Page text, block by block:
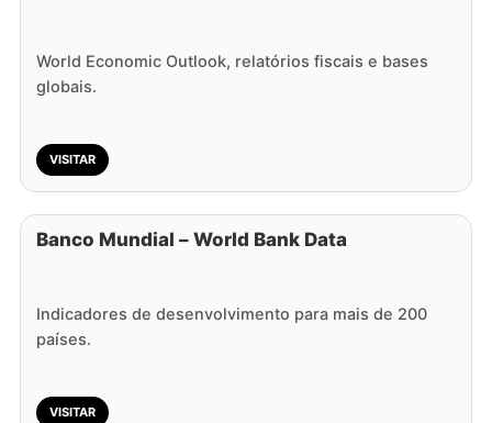
World Economic Outlook, relatórios fiscais e bases
globais.
VISITAR
Banco Mundial – World Bank Data
Indicadores de desenvolvimento para mais de 200
países.
VISITAR